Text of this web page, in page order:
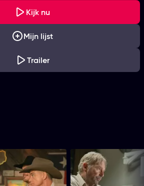
Kijk nu
Mijn lijst
Trailer
2. Dreamers & Losers